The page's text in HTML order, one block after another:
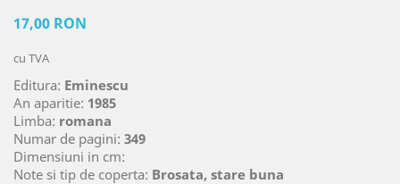
17,00 RON
cu TVA
Editura: Eminescu
An aparitie: 1985
Limba: romana
Numar de pagini: 349
Dimensiuni in cm:
Note si tip de coperta: Brosata, stare buna